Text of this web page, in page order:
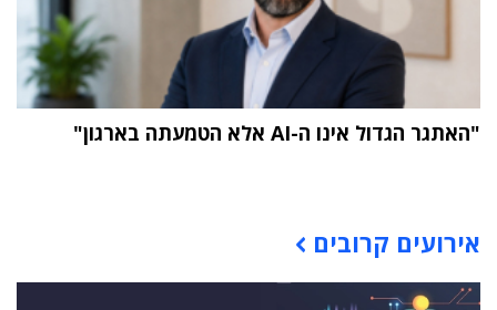
"האתגר הגדול אינו ה-AI אלא הטמעתה בארגון"
אירועים קרובים